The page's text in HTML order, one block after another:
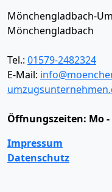
Mönchengladbach-
Mönchengladbach
Tel.: 01579-2482324
E-Mail:
Öffnungszeiten: Mo -
Impressum
Datenschutz